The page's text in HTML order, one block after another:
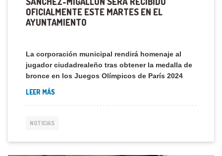
OFICIALMENTE ESTE MARTES EN EL
AYUNTAMIENTO
La corporación municipal rendirá homenaje al
jugador ciudadrealeño tras obtener la medalla de
bronce en los Juegos Olímpicos de París 2024
LEER MÁS
NOTICIAS